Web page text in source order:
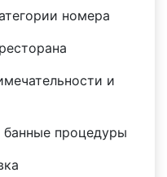
номера
и
процедуры